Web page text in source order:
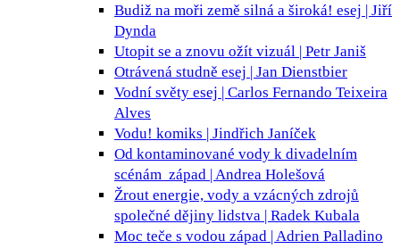
Budiž na moři země silná a široká! esej | Jiří
Dynda
Utopit se a znovu ožít vizuál | Petr Janiš
Otrávená studně esej | Jan Dienstbier
Vodní světy esej | Carlos Fernando Teixeira
Alves
Vodu! komiks | Jindřich Janíček
Od kontaminované vody k divadelním
scénám západ | Andrea Holešová
Žrout energie, vody a vzácných zdrojů
společné dějiny lidstva | Radek Kubala
Moc teče s vodou západ | Adrien Palladino